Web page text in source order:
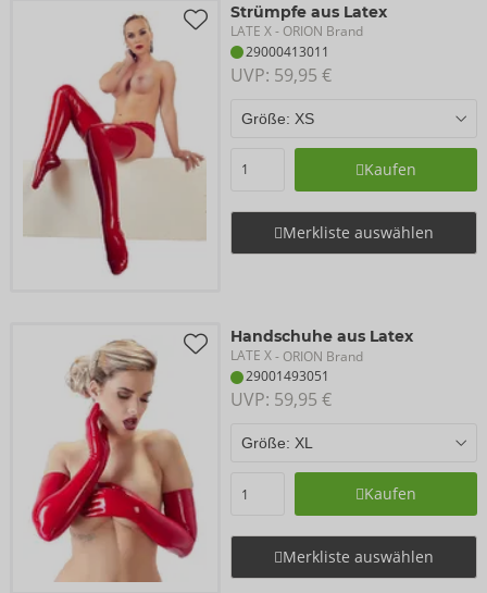
Strümpfe aus Latex
LATE X- ORION Brand
29000413011
UVP: 59,95 €
Kaufen
Merkliste auswählen
Handschuhe aus Latex
LATE X- ORION Brand
29001493051
UVP: 59,95 €
Kaufen
Merkliste auswählen